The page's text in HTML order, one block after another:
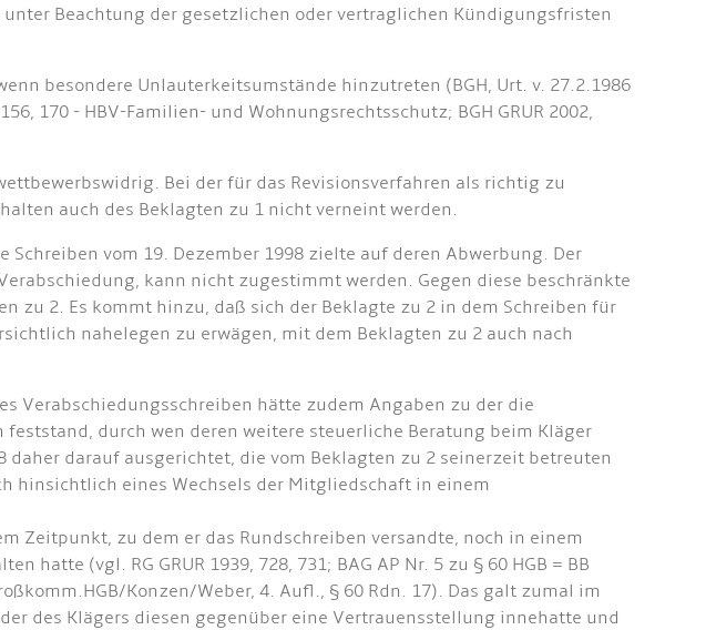
Beachtung der gesetzlichen oder vertraglichen Kündigungsfristen
besondere Unlauterkeitsumstände hinzutreten (BGH, Urt. v. 27.2.1986
170 - HBV-Familien- und Wohnungsrechtsschutz; BGH GRUR 2002,
Bei der für das Revisionsverfahren als richtig zu
auch des Beklagten zu 1 nicht verneint werden.
vom 19. Dezember 1998 zielte auf deren Abwerbung. Der
kann nicht zugestimmt werden. Gegen diese beschränkte
zu 2. Es kommt hinzu, daß sich der Beklagte zu 2 in dem Schreiben für
nahelegen zu erwägen, mit dem Beklagten zu 2 auch nach
Verabschiedungsschreiben hätte zudem Angaben zu der die
durch wen deren weitere steuerliche Beratung beim Kläger
darauf ausgerichtet, die vom Beklagten zu 2 seinerzeit betreuten
hinsichtlich eines Wechsels der Mitgliedschaft in einem
Zeitpunkt, zu dem er das Rundschreiben versandte, noch in einem
(vgl. RG GRUR 1939, 728, 731; BAG AP Nr. 5 zu § 60 HGB = BB
Konzen/Weber, 4. Aufl., § 60 Rdn. 17). Das galt zumal im
des Klägers diesen gegenüber eine Vertrauensstellung innehatte und